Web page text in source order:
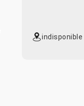
indisponible